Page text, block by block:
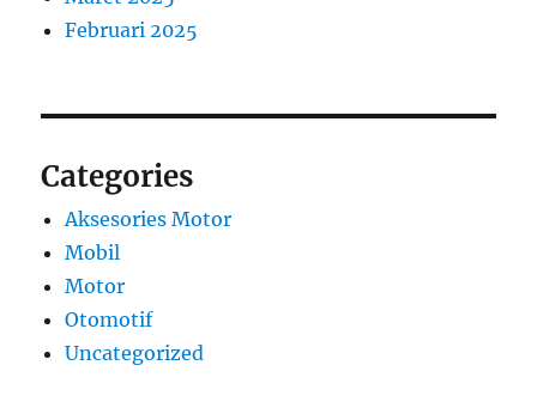
Februari 2025
Categories
Aksesories Motor
Mobil
Motor
Otomotif
Uncategorized